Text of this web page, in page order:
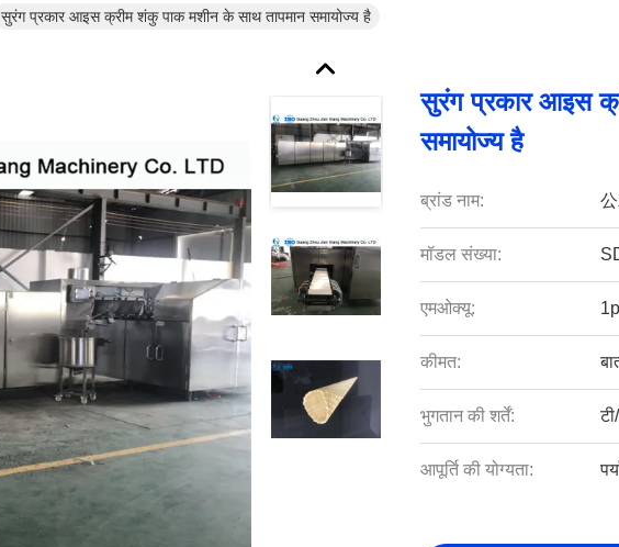
सुरंग प्रकार आइस क्रीम शंकु पाक मशीन के साथ तापमान समायोज्य है
सुरंग प्रकार आइस
समायोज्य है
ब्रांड नाम:
मॉडल संख्या:
एमओक्यू:
कीमत:
भुगतान की शर्तें:
आपूर्ति की योग्यता: